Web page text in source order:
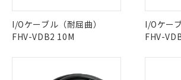
I/Oケーブル（耐屈曲）
FHV-VDB2 10M
I/Oケー
FHV-